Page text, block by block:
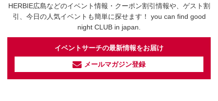
HERBIE広島などのイベント情報・クーポン割引情報や、ゲスト割
引、今日の人気イベントも簡単に探せます！ you can find good
night CLUB in japan.
イベントサーチの最新情報をお届け
メールマガジン登録